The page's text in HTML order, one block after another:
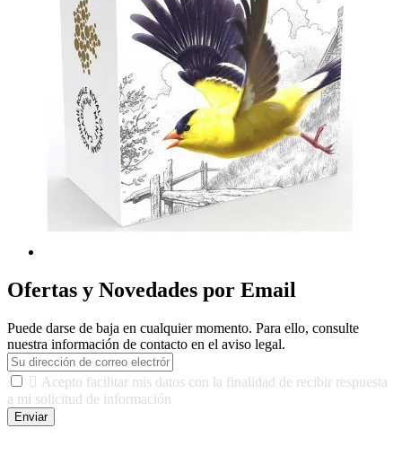
Ofertas y Novedades por Email
Puede darse de baja en cualquier momento. Para ello, consulte
nuestra información de contacto en el aviso legal.
 Acepto facilitar mis datos con la finalidad de recibir respuesta
a mi solicitud de información
Enviar